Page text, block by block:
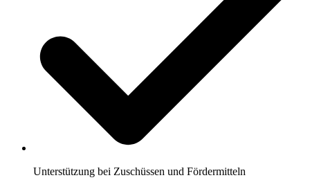
Unterstützung bei Zuschüssen und Fördermitteln